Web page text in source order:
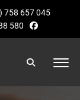
758 657 045
580